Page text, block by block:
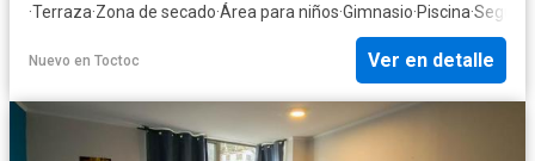
·Terraza·Zona de secado·Área para niños·Gimnasio·Piscina·
Nuevo en Toctoc Ver en detalle